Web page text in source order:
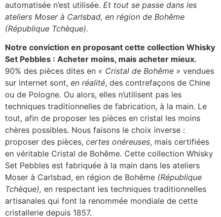
automatisée n’est utilisée. Et tout se passe dans les
ateliers Moser à Carlsbad, en région de Bohême
(République Tchèque).
Notre conviction en proposant cette collection Whisky
Set Pebbles : Acheter moins, mais acheter mieux.
90% des pièces dites en « Cristal de Bohême » vendues
sur internet sont, en réalité, des contrefaçons de Chine
ou de Pologne. Ou alors, elles n’utilisent pas les
techniques traditionnelles de fabrication, à la main. Le
tout, afin de proposer les pièces en cristal les moins
chères possibles. Nous faisons le choix inverse :
proposer des pièces, certes onéreuses, mais certifiées
en véritable Cristal de Bohême. Cette collection Whisky
Set Pebbles est fabriquée à la main dans les ateliers
Moser à Carlsbad, en région de Bohême (République
Tchèque), en respectant les techniques traditionnelles
artisanales qui font la renommée mondiale de cette
cristallerie depuis 1857.